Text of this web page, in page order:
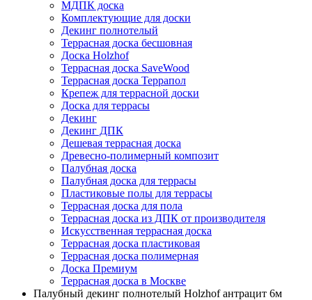
МДПК доска
Комплектующие для доски
Декинг полнотелый
Террасная доска бесшовная
Доска Holzhof
Террасная доска SaveWood
Террасная доска Террапол
Крепеж для террасной доски
Доска для террасы
Декинг
Декинг ДПК
Дешевая террасная доска
Древесно-полимерный композит
Палубная доска
Палубная доска для террасы
Пластиковые полы для террасы
Террасная доска для пола
Террасная доска из ДПК от производителя
Искусственная террасная доска
Террасная доска пластиковая
Террасная доска полимерная
Доска Премиум
Террасная доска в Москве
Палубный декинг полнотелый Holzhof антрацит 6м